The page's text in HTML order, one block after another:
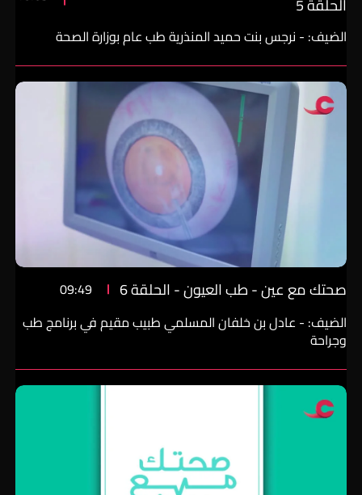
الحلقة 5
الضيف: - نرجس بنت حميد المنذرية طب عام بوزارة الصحة
صحتك مع عين - طب العيون - الحلقة 6
09:49
الضيف: - عادل بن خلفان المسلمي طبيب مقيم في برنامج طب
وجراحة